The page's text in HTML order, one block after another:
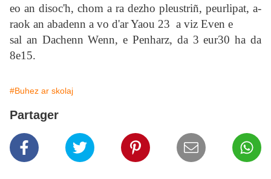
eo an disoc'h, chom a ra dezho pleustriñ, peurlipat, a-
raok an abadenn a vo d'ar Yaou 23 a viz Even e
sal an Dachenn Wenn, e Penharz, da 3 eur30 ha da
8e15.
#Buhez ar skolaj
Partager